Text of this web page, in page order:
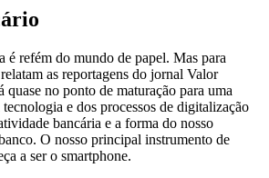
é refém do mundo de papel. Mas para
as reportagens do jornal Valor
quase no ponto de maturação para uma
e dos processos de digitalização
bancária e a forma do nosso
O nosso principal instrumento de
a ser o smartphone.